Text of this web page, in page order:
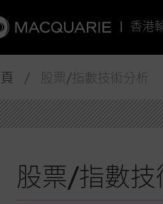
| 香港
/ 股票/指數技術分析
股票/指數技